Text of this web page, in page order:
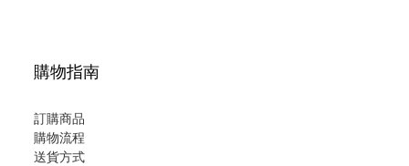
購物指南
訂購商品
購物流程
送貨方式